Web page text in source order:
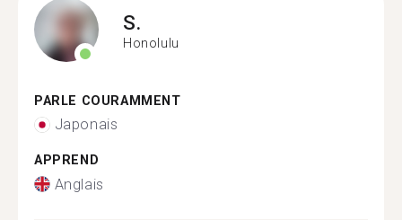
S.
Honolulu
PARLE COURAMMENT
Japonais
APPREND
Anglais